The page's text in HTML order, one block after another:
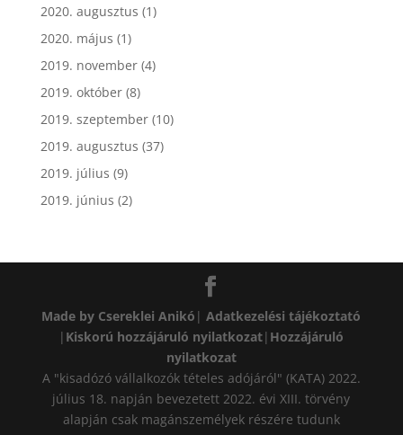
2020. augusztus (1)
2020. május (1)
2019. november(4)
2019. október(8)
2019. szeptember(10)
2019. augusztus (37)
2019. július (9)
2019. június (2)
Made by Csereklei Anikó |Adatkezelési tájékoztató
| Kiskorú hozzájáruló nyilatkozat| Hozzájáruló
nyilatkozat
A "kisadózó vállalkozók tételes adójáról" (KATA) 2022.
július 18. napján bevezetett 2022. évi XIII. törvény
alapján csak magánszemélyek részére tudunk